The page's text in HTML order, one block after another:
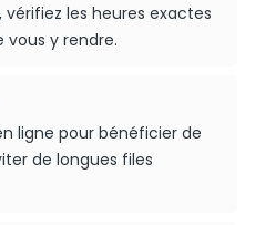
vérifiez les heures exactes
y rendre.
ligne pour bénéficier de
de longues files